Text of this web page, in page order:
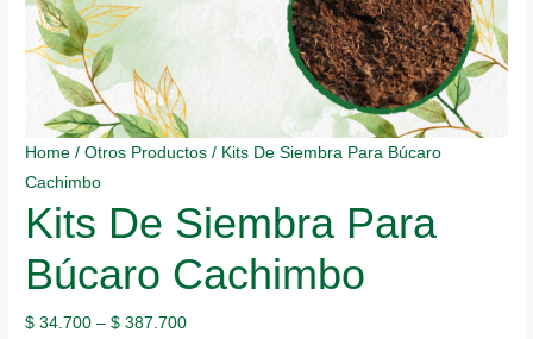
Home /Otros Productos / Kits De Siembra Para Búcaro
Cachimbo
Kits De Siembra Para
Búcaro Cachimbo
$ 34.700 –$ 387.700